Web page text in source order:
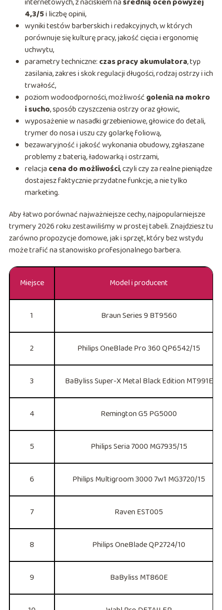
4,3/5i liczbę opinii,
wyniki testów barberskich i redakcyjnych, w których
porównuje się kulturę pracy, jakość cięcia i ergonomię
uchwytu,
parametry techniczne: czas pracy akumulatora, typ
zasilania, zakres i skok regulacji długości, rodzaj ostrzy i ich
trwałość,
poziom wodoodporności, możliwość goleniа na mokro
i sucho, sposób czyszczenia ostrzy oraz głowic,
wyposażenie w nasadki grzebieniowe, głowice do detali,
trymer do nosa i uszu czy golarkę foliową,
bezawaryjność i jakość wykonania obudowy, zgłaszane
problemy z baterią, ładowarką i ostrzami,
relacja cena do możliwości, czyli czy za realne pieniądze
dostajesz faktycznie przydatne funkcje, a nie tylko
marketing.
Aby łatwo porównać najważniejsze cechy, najpopularniejsze
trymery 2026 roku zestawiliśmy w prostej tabeli. Znajdziesz tu
zarówno propozycje domowe, jak i sprzęt, który bez wstydu
może trafić na stanowisko profesjonalnego barbera.
Miejsce Model i producent
1 Braun Series 9 BT9560
2 Philips OneBlade Pro 360 QP6542/15
3 BaByliss Super-X Metal Black Edition MT991E
4 Remington G5 PG5000
5 Philips Seria 7000 MG7935/15
6 Philips Multigroom 3000 7w1 MG3720/15
7 Raven EST005
8 Philips OneBlade QP2724/10
9 BaByliss MT860E